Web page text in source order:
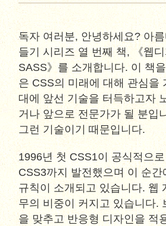
독자 여러분, 안녕하세요? 아
들기 시리즈 열 번째 책, 《웹
SASS》를 소개합니다. 이 책
은 CSS의 미래에 대해 관심을
대에 앞선 기술을 터득하고자
거나 앞으로 전문가가 될 분입
그런 기술이기 때문입니다.
1996년 첫 CSS1이 공식적으
CSS3까지 발전했으며 이 순
규칙이 소개되고 있습니다. 웹
무의 비중이 커지고 있습니다.
을 맞추고 반응형 디자인을 적